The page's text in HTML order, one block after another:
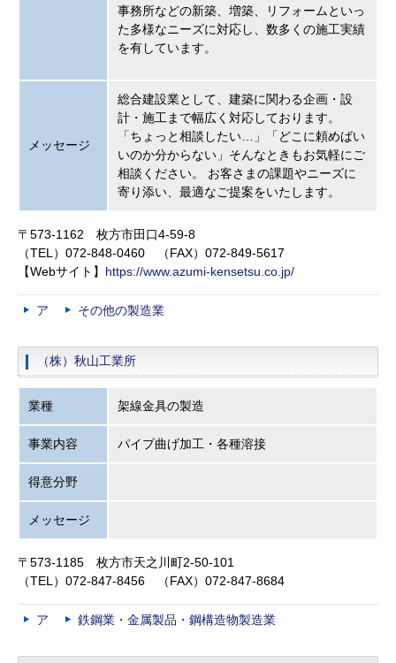
事務所などの新築、増築、リフォームといっ
た多様なニーズに対応し、数多くの施工実績
を有しています。
メッセージ
総合建設業として、建築に関わる企画・設
計・施工まで幅広く対応しております。
「ちょっと相談したい…」「どこに頼めばい
いのか分からない」そんなときもお気軽にご
相談ください。 お客さまの課題やニーズに
寄り添い、最適なご提案をいたします。
〒573-1162 枚方市田口4-59-8
（TEL）072-848-0460 （FAX）072-849-5617
【Webサイト】 https://www.azumi-kensetsu.co.jp/
ア その他の製造業
（株）秋山工業所
業種 架線金具の製造
事業内容 パイプ曲げ加工・各種溶接
得意分野
メッセージ
〒573-1185 枚方市天之川町2-50-101
（TEL）072-847-8456 （FAX）072-847-8684
ア 鉄鋼業・金属製品・鋼構造物製造業